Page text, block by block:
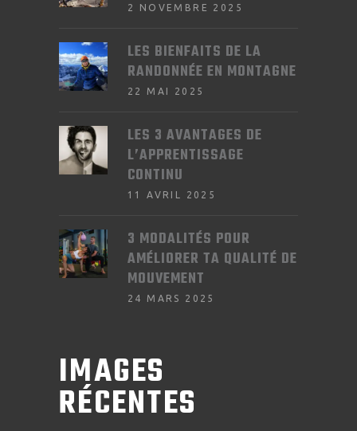
2 NOVEMBRE 2025
LES BIENFAITS DE LA
RANDONNÉE EN MONTAGNE
22 MAI 2025
LES 3 AVANTAGES DE
L’APPRENTISSAGE
CONTINU
11 AVRIL 2025
3 MODALITÉS POUR
AMÉLIORER TA QUALITÉ DE
MOUVEMENT
24 MARS 2025
IMAGES
RÉCENTES